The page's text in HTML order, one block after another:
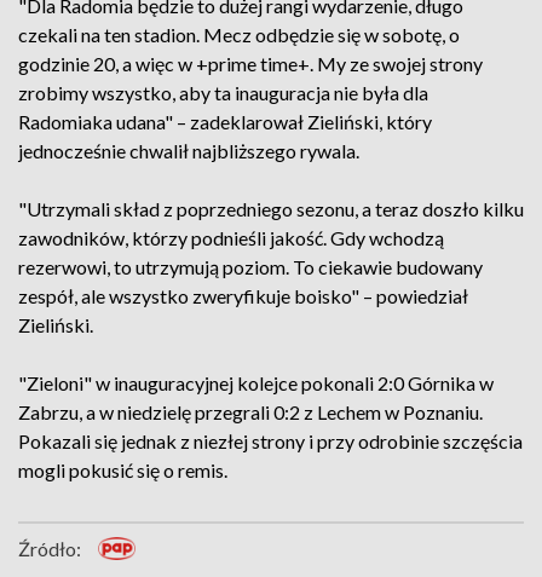
"Dla Radomia będzie to dużej rangi wydarzenie, długo
czekali na ten stadion. Mecz odbędzie się w sobotę, o
godzinie 20, a więc w +prime time+. My ze swojej strony
zrobimy wszystko, aby ta inauguracja nie była dla
Radomiaka udana" – zadeklarował Zieliński, który
jednocześnie chwalił najbliższego rywala.
"Utrzymali skład z poprzedniego sezonu, a teraz doszło kilku
zawodników, którzy podnieśli jakość. Gdy wchodzą
rezerwowi, to utrzymują poziom. To ciekawie budowany
zespół, ale wszystko zweryfikuje boisko" – powiedział
Zieliński.
"Zieloni" w inauguracyjnej kolejce pokonali 2:0 Górnika w
Zabrzu, a w niedzielę przegrali 0:2 z Lechem w Poznaniu.
Pokazali się jednak z niezłej strony i przy odrobinie szczęścia
mogli pokusić się o remis.
Źródło: